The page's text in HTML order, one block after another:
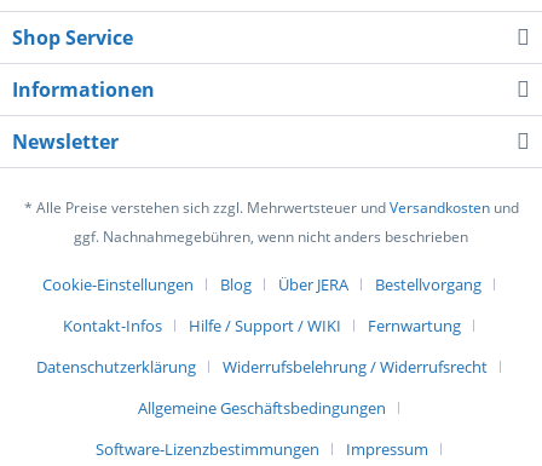
Shop Service
Informationen
Newsletter
* Alle Preise verstehen sich zzgl. Mehrwertsteuer undVersandkostenund
ggf. Nachnahmegebühren, wenn nicht anders beschrieben
Cookie-Einstellungen Blog Über JERA
Bestellvorgang
Kontakt-Infos
Hilfe / Support / WIKI
Fernwartung
Datenschutzerklärung
Widerrufsbelehrung / Widerrufsrecht
Allgemeine Geschäftsbedingungen
Software-Lizenzbestimmungen
Impressum